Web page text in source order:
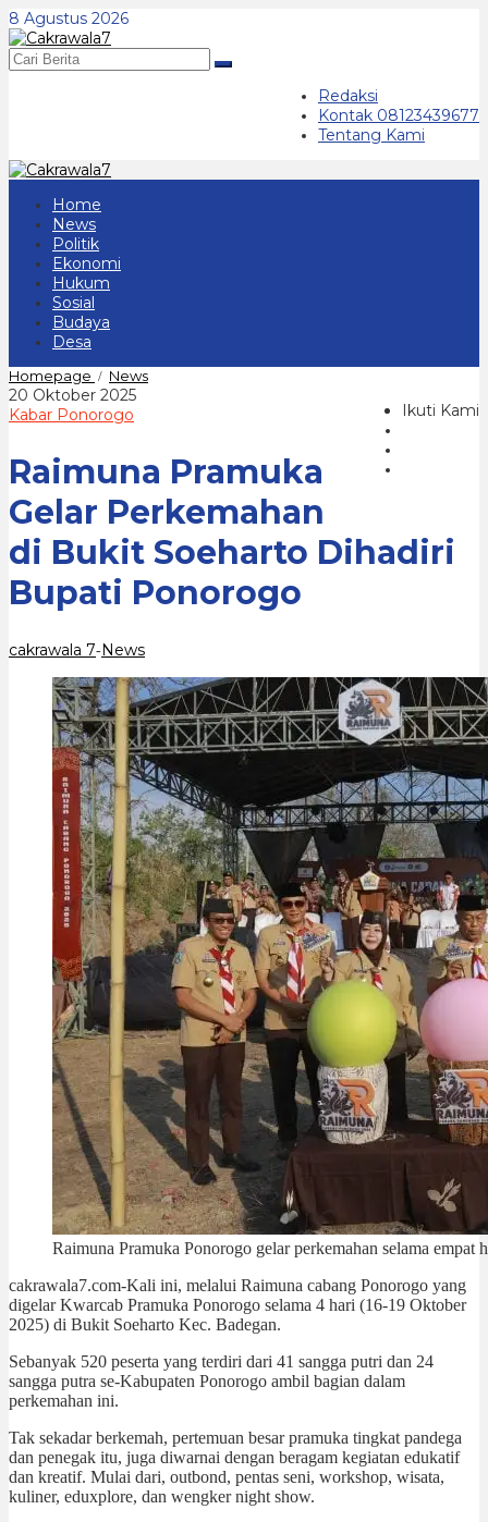
Lewati
ke
konten
8 Agustus 2026
Redaksi
Kontak 08123439677
Tentang Kami
Home
News
Politik
Ekonomi
Hukum
Sosial
Budaya
Desa
Homepage / NewsRaimuna
Bukit
Soeharto
Dihadiri
Bupati
Ikuti Kami
20 Oktober 2025oleh
Kabar Ponorogo
Raimuna Pramuka
Gelar Perkemahan
di Bukit Soeharto Dihadiri
Bupati Ponorogo
cakrawala 7-News
Raimuna Pramuka Ponorogo gelar perkemahan selama
cakrawala7.com-Kali ini, melalui Raimuna cabang Ponorogo yang
digelar Kwarcab Pramuka Ponorogo selama 4 hari (16-19 Oktober
2025) di Bukit Soeharto Kec. Badegan.
Sebanyak 520 peserta yang terdiri dari 41 sangga putri dan 24
sangga putra se-Kabupaten Ponorogo ambil bagian dalam
perkemahan ini.
Tak sekadar berkemah, pertemuan besar pramuka tingkat pandega
dan penegak itu, juga diwarnai dengan beragam kegiatan edukatif
dan kreatif. Mulai dari, outbond, pentas seni, workshop, wisata,
kuliner, eduxplore, dan wengker night show.